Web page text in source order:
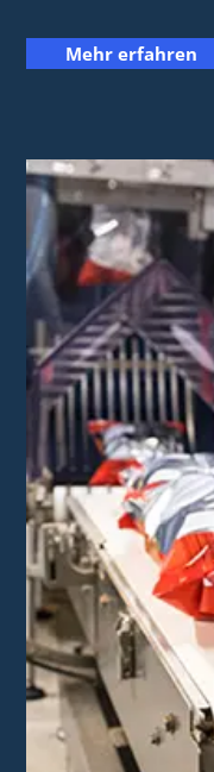
Mehr erfahren